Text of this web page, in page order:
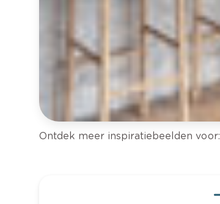
Ontdek meer inspiratiebeelden voor: